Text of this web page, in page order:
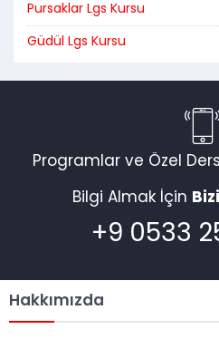
Pursaklar Lgs Kursu
Güdül Lgs Kursu
Programlar ve Özel
Bilgi Almak İçin
+9 0533
Hakkımızda